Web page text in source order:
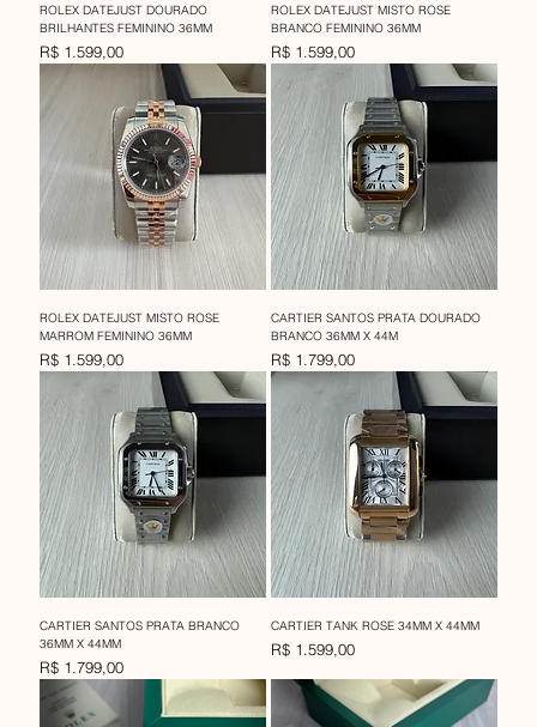
ROLEX DATEJUST DOURADO
BRILHANTES FEMININO 36MM
Preço
R$ 1.599,00
ROLEX DATEJUST MISTO ROSE
BRANCO FEMININO 36MM
Preço
R$ 1.599,00
ROLEX DATEJUST MISTO ROSE
MARROM FEMININO 36MM
Preço
R$ 1.599,00
CARTIER SANTOS PRATA DOURADO
BRANCO 36MM X 44M
Preço
R$ 1.799,00
CARTIER SANTOS PRATA BRANCO
36MM X 44MM
Preço
R$ 1.799,00
CARTIER TANK ROSE 34MM X 44MM
Preço
R$ 1.599,00